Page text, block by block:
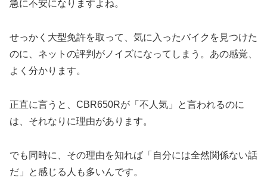
急に不安になりますよね。
せっかく大型免許を取って、気に入ったバイクを見つけた
のに、ネットの評判がノイズになってしまう。あの感覚、
よく分かります。
正直に言うと、CBR650Rが「不人気」と言われるのに
は、それなりに理由があります。
でも同時に、その理由を知れば「自分には全然関係ない話
だ」と感じる人も多いんです。